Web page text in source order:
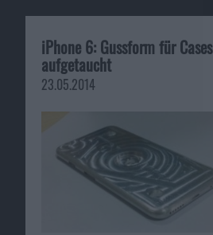
iPhone 6: Gussform für Cases
aufgetaucht
23.05.2014